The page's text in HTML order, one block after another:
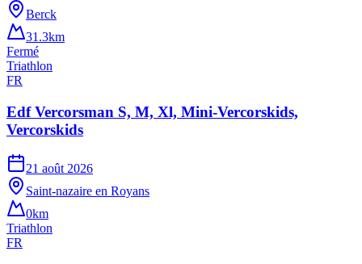
Berck
31.3km
Fermé
Triathlon
FR
Edf Vercorsman S, M, Xl, Mini-Vercorskids,
Vercorskids
21 août 2026
Saint-nazaire en Royans
0km
Triathlon
FR